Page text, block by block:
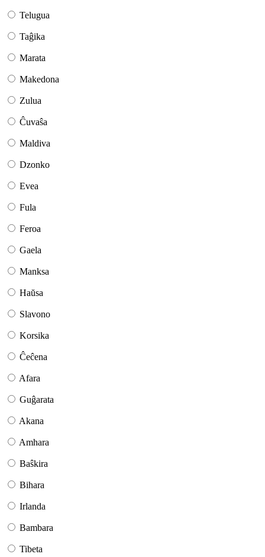
Telugua
Taĝika
Marata
Makedona
Zulua
Ĉuvaŝa
Maldiva
Dzonko
Evea
Fula
Feroa
Gaela
Manksa
Haŭsa
Slavono
Korsika
Ĉeĉena
Afara
Guĝarata
Akana
Amhara
Baŝkira
Bihara
Irlanda
Bambara
Tibeta